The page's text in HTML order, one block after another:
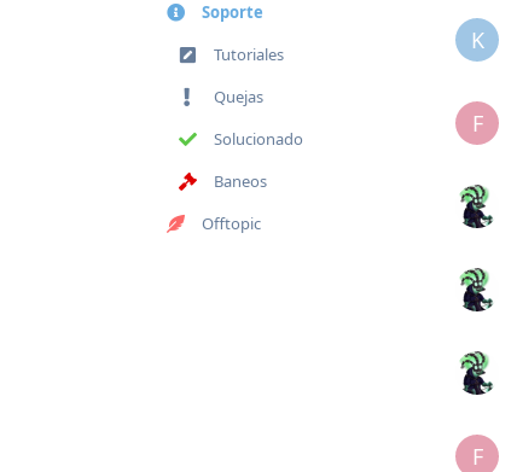
Soporte
Tutoriales
Quejas
Solucionado
Baneos
Offtopic
K
F
F